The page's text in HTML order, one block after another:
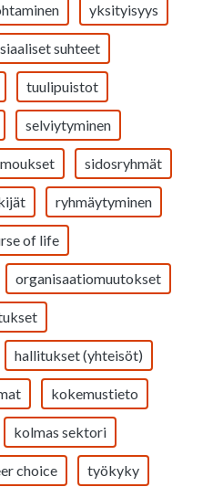
yksityisyys
suhteet
tuulipuistot
selviytyminen
sidosryhmät
ryhmäytyminen
of life
organisaatiomuutokset
hallitukset (yhteisöt)
kokemustieto
kolmas sektori
choice työkyky